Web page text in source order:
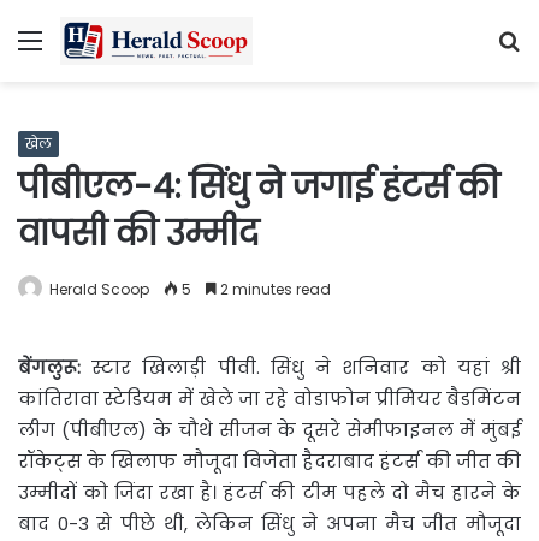
Menu
खेल
पीबीएल-4: सिंधु ने जगाई हंटर्स की
वापसी की उम्मीद
Herald Scoop 5 2 minutes read
बेंगलुरू: स्टार खिलाड़ी पीवी. सिंधु ने शनिवार को यहां श्री
कांतिरावास्टेडियम में खेले जा रहे वोडाफोन प्रीमियर बैडमिंटन
लीग (पीबीएल) के चौथे सीजन के दूसरे सेमीफाइनल में मुंबई
रॉकेट्स के खिलाफ मौजूदा विजेता हैदराबाद हंटर्स की जीत की
उम्मीदों को जिंदा रखा है। हंटर्स की टीम पहले दो मैच हारने के
बाद 0-3 से पीछे थी, लेकिन सिंधु ने अपना मैच जीत मौजूदा